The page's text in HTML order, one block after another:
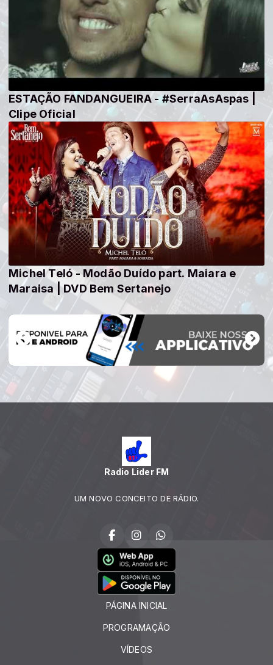
ESTAÇÃO FANDANGUEIRA - #SerraAsAspas |
Clipe Oficial
Michel Teló - Modão Duído part. Maiara e
Maraisa | DVD Bem Sertanejo
Radio Lider FM
UM NOVO CONCEITO DE RÁDIO.
PÁGINA INICIAL
PROGRAMAÇÃO
VÍDEOS